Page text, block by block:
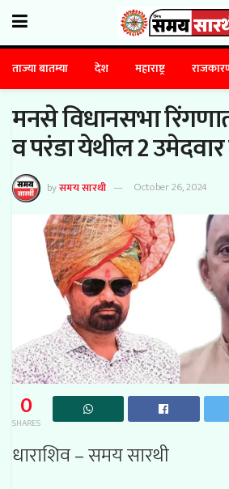
ताज्या बातम्या देश महाराष्ट्र
मनसे विधानसभा
व परंडा येथील 2
byसमय सारथी October 26, 2024
0
SHARES
धाराशिव – समय सारथी